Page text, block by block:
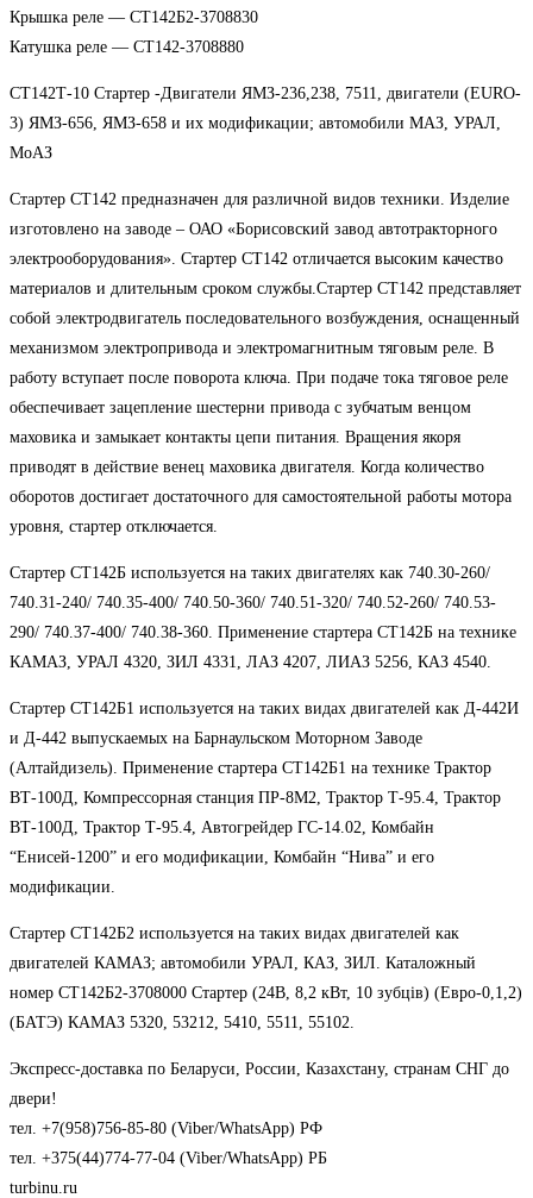
Крышка реле — СТ142Б2-3708830
Катушка реле — СТ142-3708880
СТ142Т-10 Стартер -Двигатели ЯМЗ-236,238, 7511, двигатели (EURO-
3) ЯМЗ-656, ЯМЗ-658 и их модификации; автомобили МАЗ, УРАЛ,
МоАЗ
Стартер СТ142 предназначен для различной видов техники. Изделие
изготовлено на заводе – ОАО «Борисовский завод автотракторного
электрооборудования». Стартер СТ142 отличается высоким качество
материалов и длительным сроком службы.Стартер СТ142 представляет
собой электродвигатель последовательного возбуждения, оснащенный
механизмом электропривода и электромагнитным тяговым реле. В
работу вступает после поворота ключа. При подаче тока тяговое реле
обеспечивает зацепление шестерни привода с зубчатым венцом
маховика и замыкает контакты цепи питания. Вращения якоря
приводят в действие венец маховика двигателя. Когда количество
оборотов достигает достаточного для самостоятельной работы мотора
уровня, стартер отключается.
Стартер СТ142Б используется на таких двигателях как 740.30-260/
740.31-240/ 740.35-400/ 740.50-360/ 740.51-320/ 740.52-260/ 740.53-
290/ 740.37-400/ 740.38-360. Применение стартера СТ142Б на технике
КАМАЗ, УРАЛ 4320, ЗИЛ 4331, ЛАЗ 4207, ЛИАЗ 5256, КАЗ 4540.
Стартер СТ142Б1 используется на таких видах двигателей как Д-442И
и Д-442 выпускаемых на Барнаульском Моторном Заводе
(Алтайдизель). Применение стартера СТ142Б1 на технике Трактор
ВТ-100Д, Компрессорная станция ПР-8М2, Трактор Т-95.4, Трактор
ВТ-100Д, Трактор Т-95.4, Автогрейдер ГС-14.02, Комбайн
“Енисей-1200” и его модификации, Комбайн “Нива” и его
модификации.
Стартер СТ142Б2 используется на таких видах двигателей как
двигателей КАМАЗ; автомобили УРАЛ, КАЗ, ЗИЛ. Каталожный
номер СТ142Б2-3708000 Стартер (24В, 8,2 кВт, 10 зубців) (Евро-0,1,2)
(БАТЭ) КАМАЗ 5320, 53212, 5410, 5511, 55102.
Экспресс-доставка по Беларуси, России, Казахстану, странам СНГ до
двери!
тел. +7(958)756-85-80 (Viber/WhatsApp) РФ
тел. +375(44)774-77-04 (Viber/WhatsApp) РБ
turbinu.ru